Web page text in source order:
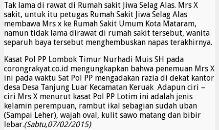
Tak lama di rawat di Rumah sakit Jiwa Selag Alas. Mrs X
sakit, untuk itu petugas Rumah Sakit Jiwa Selag Alas
membawa Mrs x ke Rumah Sakit Umum Kota Mataram,
namun tidak lama dirawat di rumah sakit tersebut, wanita
separuh baya tersebut menghembuskan napas terakhirnya.
Kasat Pol PP Lombok Timur Nurhadi Muis SH pada
corongrakyat.co.id mengungkapkan bahwa penemuan Mrs X
ini pada waktu Sat Pol PP mengadakan razia di dekat kantor
desa Desa Tanjung Luar Kecamatan Keruak Adapun ciri –
ciri Mrs X menurut kasat Pol PP Lotim ini adalah jenis
kelamin perempuan, rambut ikal sebagian sudah uban
(Sampai Leher), wajah oval, kulit sawo matang dan bibir
lebar.(Sabtu,07/02/2015)